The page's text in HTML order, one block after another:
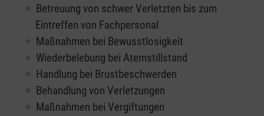
Betreuung von schwer Verletzten bis zum
Eintreffen von Fachpersonal
Maßnahmen bei Bewusstlosigkeit
Wiederbelebung bei Atemstillstand
Handlung bei Brustbeschwerden
Behandlung von Verletzungen
Maßnahmen bei Vergiftungen